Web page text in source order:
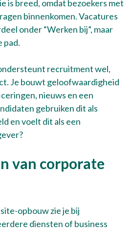
Thijs
30 34 599
is breed, omdat bezoekers met
binnenkomen. Vacatures
onder “Werken bij”, maar
pad.
recruitment wel,
Je bouwt geloofwaardigheid
nieuws en een
gebruiken dit als
en voelt dit als een
van corporate
opbouw zie je bij
diensten of business